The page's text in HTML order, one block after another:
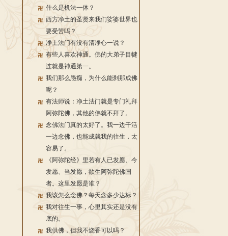
什么是机法一体？
西方净土的圣贤来我们娑婆世界也
要受苦吗？
净土法门有没有清净心一说？
有些人喜欢神通。佛的大弟子目犍
连就是神通第一。
我们那么愚痴，为什么能刹那成佛
呢？
有法师说：净土法门就是专门礼拜
阿弥陀佛，其他的佛就不拜了。
念佛法门真的太好了。我一边干活
一边念佛，也能成就我的往生，太
容易了。
《阿弥陀经》里若有人已发愿、今
发愿、当发愿，欲生阿弥陀佛国
者。这里发愿是谁？
我该怎么念佛？每天念多少达标？
我对往生一事，心里其实还是没有
底的。
我供佛，但我不烧香可以吗？